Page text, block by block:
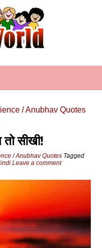
/ Anubhav Quotes
सीखी!
/ Anubhav Quotes Tagged
Leave a comment